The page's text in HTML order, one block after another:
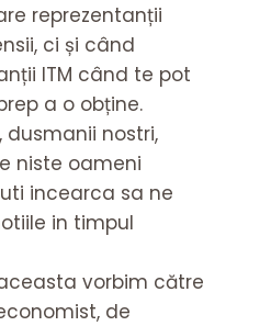
reprezentanții
ci și când
ITM când te pot
a o obține.
nostri,
niste oameni
incearca sa ne
in timpul
vorbim către
de